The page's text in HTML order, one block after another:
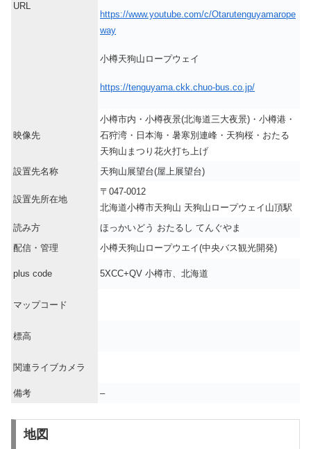
URL
https://www.youtube.com/c/Otarutenguyamarope
way
小樽天狗山ロープウェイ
https://tenguyama.ckk.chuo-bus.co.jp/
映像先
小樽市内・小樽夜景(北海道三大夜景)・小樽港・
石狩湾・日本海・暑寒別連峰・天狗桜・おたる
天狗山まつり花火打ち上げ
設置先名称
天狗山展望台(屋上展望台)
設置先所在地
〒047-0012
北海道小樽市天狗山 天狗山ロープウェイ山頂駅
読み方
ほっかいどう おたるし てんぐやま
配信・管理
小樽天狗山ロープウエイ(中央バス観光開発)
plus code 5XCC+QV 小樽市、北海道
マップコード
標高
関連ライブカメラ
備考 –
地図